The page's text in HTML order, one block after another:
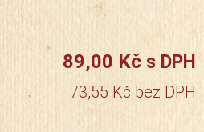
89,00 Kč s DPH
73,55 Kč bez DPH